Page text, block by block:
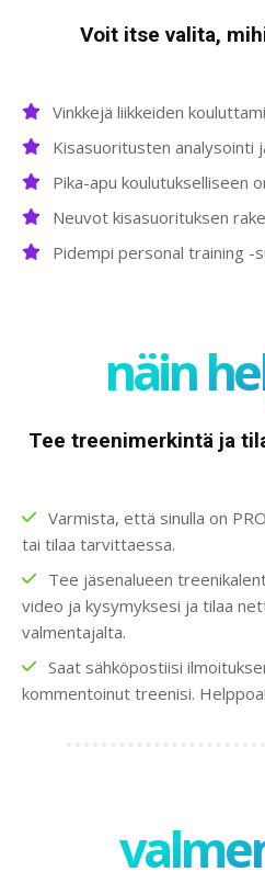
Voit itse valita,
Vinkkejä liikkeiden
Kisasuoritusten analysointi
Pika-apu koulutukselliseen
Neuvot kisasuorituksen
Pidempi personal training -
näin
Tee treenimerkintä ja
Varmista, että sinulla on
tai tilaa tarvittaessa.
Tee jäsenalueen
video ja kysymyksesi ja tilaa
valmentajalta.
Saat sähköpostiisi
kommentoinut treenisi. Helppoa!